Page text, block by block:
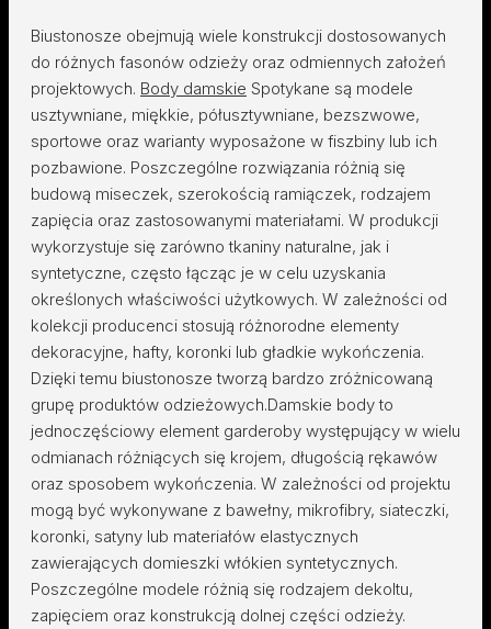
Biustonosze obejmują wiele konstrukcji dostosowanych
do różnych fasonów odzieży oraz odmiennych założeń
projektowych. Body damskie Spotykane są modele
usztywniane, miękkie, półusztywniane, bezszwowe,
sportowe oraz warianty wyposażone w fiszbiny lub ich
pozbawione. Poszczególne rozwiązania różnią się
budową miseczek, szerokością ramiączek, rodzajem
zapięcia oraz zastosowanymi materiałami. W produkcji
wykorzystuje się zarówno tkaniny naturalne, jak i
syntetyczne, często łącząc je w celu uzyskania
określonych właściwości użytkowych. W zależności od
kolekcji producenci stosują różnorodne elementy
dekoracyjne, hafty, koronki lub gładkie wykończenia.
Dzięki temu biustonosze tworzą bardzo zróżnicowaną
grupę produktów odzieżowych.Damskie body to
jednoczęściowy element garderoby występujący w wielu
odmianach różniących się krojem, długością rękawów
oraz sposobem wykończenia. W zależności od projektu
mogą być wykonywane z bawełny, mikrofibry, siateczki,
koronki, satyny lub materiałów elastycznych
zawierających domieszki włókien syntetycznych.
Poszczególne modele różnią się rodzajem dekoltu,
zapięciem oraz konstrukcją dolnej części odzieży.